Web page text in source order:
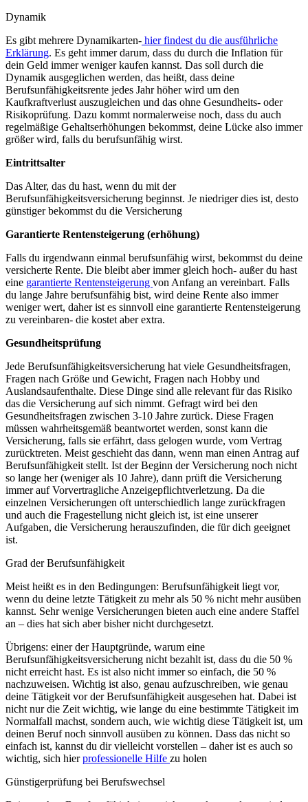
Dynamik
Es gibt mehrere Dynamikarten- hier findest du die ausführliche
Erklärung. Es geht immer darum, dass du durch die Inflation für
dein Geld immer weniger kaufen kannst. Das soll durch die
Dynamik ausgeglichen werden, das heißt, dass deine
Berufsunfähigkeitsrente jedes Jahr höher wird um den
Kaufkraftverlust auszugleichen und das ohne Gesundheits- oder
Risikoprüfung. Dazu kommt normalerweise noch, dass du auch
regelmäßige Gehaltserhöhungen bekommst, deine Lücke also immer
größer wird, falls du berufsunfähig wirst.
Eintrittsalter
Das Alter, das du hast, wenn du mit der
Berufsunfähigkeitsversicherung beginnst. Je niedriger dies ist, desto
günstiger bekommst du die Versicherung
Garantierte Rentensteigerung (erhöhung)
Falls du irgendwann einmal berufsunfähig wirst, bekommst du deine
versicherte Rente. Die bleibt aber immer gleich hoch- außer du hast
eine garantierte Rentensteigerung von Anfang an vereinbart. Falls
du lange Jahre berufsunfähig bist, wird deine Rente also immer
weniger wert, daher ist es sinnvoll eine garantierte Rentensteigerung
zu vereinbaren- die kostet aber extra.
Gesundheitsprüfung
Jede Berufsunfähigkeitsversicherung hat viele Gesundheitsfragen,
Fragen nach Größe und Gewicht, Fragen nach Hobby und
Auslandsaufenthalte. Diese Dinge sind alle relevant für das Risiko
das die Versicherung auf sich nimmt. Gefragt wird bei den
Gesundheitsfragen zwischen 3-10 Jahre zurück. Diese Fragen
müssen wahrheitsgemäß beantwortet werden, sonst kann die
Versicherung, falls sie erfährt, dass gelogen wurde, vom Vertrag
zurücktreten. Meist geschieht das dann, wenn man einen Antrag auf
Berufsunfähigkeit stellt. Ist der Beginn der Versicherung noch nicht
so lange her (weniger als 10 Jahre), dann prüft die Versicherung
immer auf Vorvertragliche Anzeigepflichtverletzung. Da die
einzelnen Versicherungen oft unterschiedlich lange zurückfragen
und auch die Fragestellung nicht gleich ist, ist eine unserer
Aufgaben, die Versicherung herauszufinden, die für dich geeignet
ist.
Grad der Berufsunfähigkeit
Meist heißt es in den Bedingungen: Berufsunfähigkeit liegt vor,
wenn du deine letzte Tätigkeit zu mehr als 50 % nicht mehr ausüben
kannst. Sehr wenige Versicherungen bieten auch eine andere Staffel
an – dies hat sich aber bisher nicht durchgesetzt.
Übrigens: einer der Hauptgründe, warum eine
Berufsunfähigkeitsversicherung nicht bezahlt ist, dass du die 50 %
nicht erreicht hast. Es ist also nicht immer so einfach, die 50 %
nachzuweisen. Wichtig ist also, genau aufzuschreiben, wie genau
deine Tätigkeit vor der Berufsunfähigkeit ausgesehen hat. Dabei ist
nicht nur die Zeit wichtig, wie lange du eine bestimmte Tätigkeit im
Normalfall machst, sondern auch, wie wichtig diese Tätigkeit ist, um
deinen Beruf noch sinnvoll ausüben zu können. Dass das nicht so
einfach ist, kannst du dir vielleicht vorstellen – daher ist es auch so
wichtig, sich hierprofessionelle Hilfe zu holen
Günstigerprüfung bei Berufswechsel